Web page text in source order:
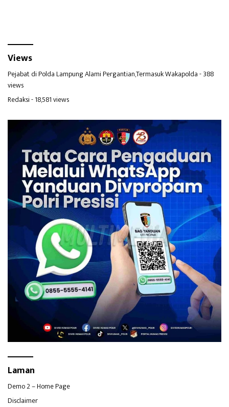
Views
Pejabat di Polda Lampung Alami Pergantian,Termasuk Wakapolda- 388
views
Redaksi- 18,581 views
Laman
Demo 2 – Home Page
Disclaimer